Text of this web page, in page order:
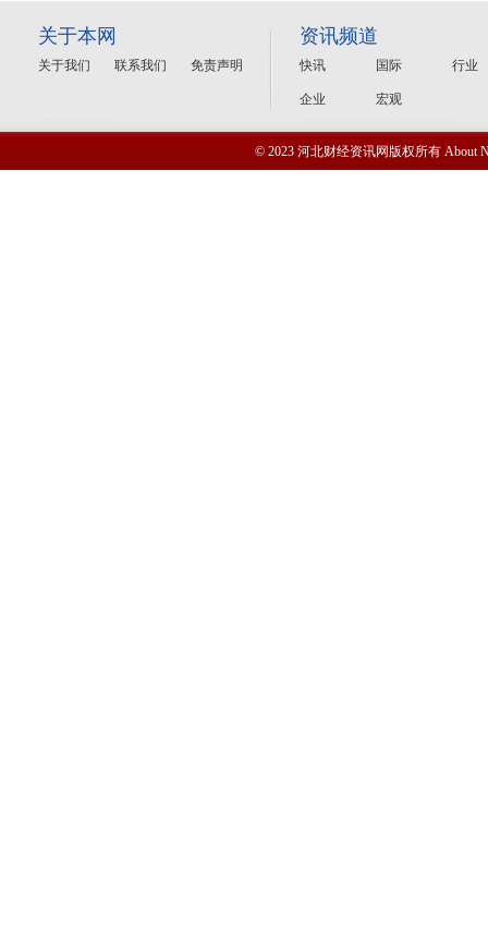
关于本网
关于我们 联系我们 免责声明
资讯频道
快讯 国际 行业
企业 宏观
© 2023 河北财经资讯网版权所有 About